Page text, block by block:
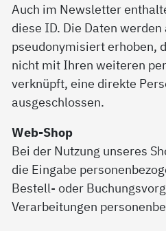
Auch im Newsletter
diese ID. Die Daten
pseudonymisiert erhoben,
nicht mit Ihren weiteren
verknüpft, eine direkte
ausgeschlossen.
Web-Shop
Bei der Nutzung unseres
die Eingabe
Bestell- oder
Verarbeitungen